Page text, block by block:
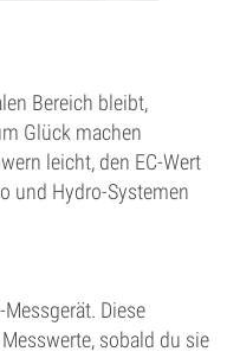
Bereich bleibt,
Glück machen
leicht, den EC-Wert
und Hydro-Systemen
Diese
sobald du sie